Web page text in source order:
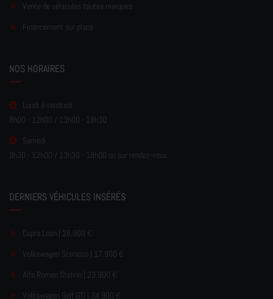
Vente de véhicules toutes marques
Financement sur place
NOS HORAIRES
Lundi à vendredi
8h00 - 12h00 / 13h00 - 18h30
Samedi
9h30 - 12h00 / 13h30 - 18h00 ou sur rendez-vous
DERNIERS VÉHICULES INSÉRÉS
Cupra Leon | 26.900 €
Volkswagen Scirocco | 17.900 €
Alfa Romeo Stelvio | 23.900 €
Volkswagen Golf GTI | 34.900 €